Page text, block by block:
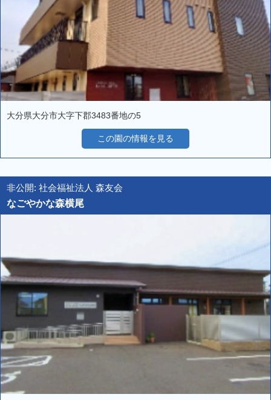
大分県大分市大字下郡3483番地の5
この園の情報を見る
非公開: 社会福祉法人 森友会
なごやかな森横尾